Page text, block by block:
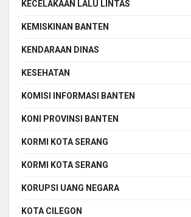
KECELAKAAN LALU LINTAS
KEMISKINAN BANTEN
KENDARAAN DINAS
KESEHATAN
KOMISI INFORMASI BANTEN
KONI PROVINSI BANTEN
KORMI KOTA SERANG
KORMI KOTA SERANG
KORUPSI UANG NEGARA
KOTA CILEGON